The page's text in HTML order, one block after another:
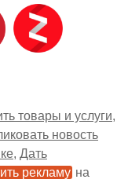
товары и услуги
новость
Дать
рекламу на